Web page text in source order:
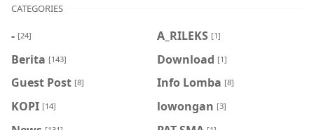
CATEGORIES
- [24] A_RILEKS [1]
Berita [143] Download [1]
Guest Post [8] Info Lomba [8]
KOPI [14] lowongan [3]